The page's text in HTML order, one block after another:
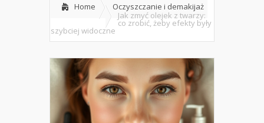
Home
Oczyszczanie i demakijaż
Jak zmyć olejek z twarzy:
co zrobić, żeby efekty były
szybciej widoczne